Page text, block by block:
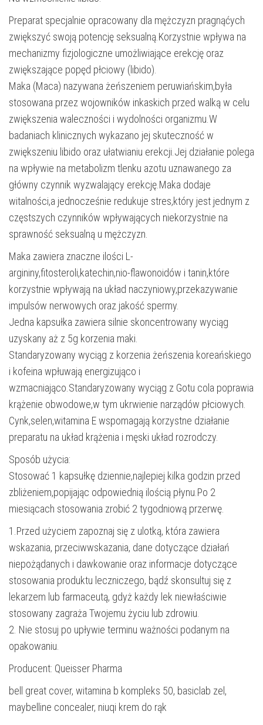
Preparat specjalnie opracowany dla mężczyzn pragnąćych
zwiększyć swoją potencję seksualną.Korzystnie wpływa na
mechanizmy fizjologiczne umożliwiające erekcję oraz
zwiększające popęd płciowy (libido).
Maka (Maca) nazywana żeńszeniem peruwiańskim,była
stosowana przez wojowników inkaskich przed walką w celu
zwiększenia waleczności i wydolności organizmu.W
badaniach klinicznych wykazano jej skuteczność w
zwiększeniu libido oraz ułatwianiu erekcji.Jej działanie polega
na wpływie na metabolizm tlenku azotu uznawanego za
główny czynnik wyzwalający erekcję.Maka dodaje
witalności,a jednocześnie redukuje stres,który jest jednym z
częstszych czynników wpływających niekorzystnie na
sprawność seksualną u mężczyzn.
Maka zawiera znaczne ilości L-
argininy,fitosteroli,katechin,nio-flawonoidów i tanin,które
korzystnie wpływają na układ naczyniowy,przekazywanie
impulsów nerwowych oraz jakość spermy.
Jedna kapsułka zawiera silnie skoncentrowany wyciąg
uzyskany aż z 5g korzenia maki.
Standaryzowany wyciąg z korzenia żeńszenia koreańskiego
i kofeina wpłuwają energizująco i
wzmacniająco.Standaryzowany wyciąg z Gotu cola poprawia
krążenie obwodowe,w tym ukrwienie narządów płciowych.
Cynk,selen,witamina E wspomagają korzystne działanie
preparatu na układ krążenia i męski układ rozrodczy.
Sposób użycia:
Stosować 1 kapsułkę dziennie,najlepiej kilka godzin przed
zbliżeniem,popijając odpowiednią ilością płynu.Po 2
miesiącach stosowania zrobić 2 tygodniową przerwę.
1.Przed użyciem zapoznaj się z ulotką, która zawiera
wskazania, przeciwwskazania, dane dotyczące działań
niepożądanych i dawkowanie oraz informacje dotyczące
stosowania produktu leczniczego, bądź skonsultuj się z
lekarzem lub farmaceutą, gdyż każdy lek niewłaściwie
stosowany zagraża Twojemu życiu lub zdrowiu.
2. Nie stosuj po upływie terminu ważności podanym na
opakowaniu.
Producent: Queisser Pharma
bell great cover, witamina b kompleks 50, basiclab zel,
maybelline concealer, niuqi krem do rąk